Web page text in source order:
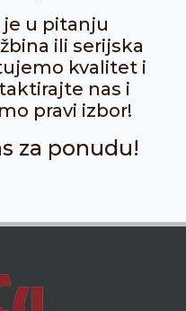
je u pitanju
ili serijska
kvalitet i
nas i
pravi izbor!
za ponudu!